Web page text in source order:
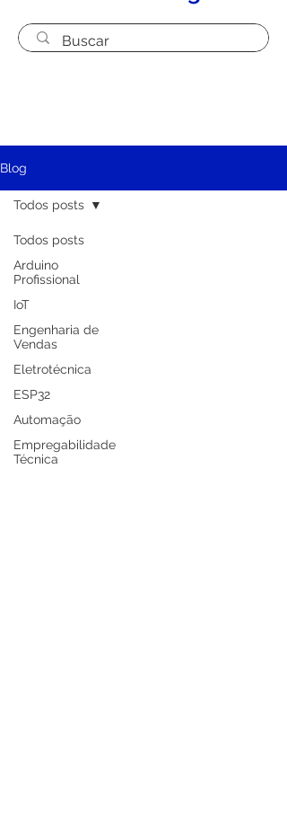
Blog
Todos posts
Arduino
Profissional
IoT
Engenharia de
Vendas
Eletrotécnica
ESP32
Automação
Empregabilidade
Técnica
Todos posts